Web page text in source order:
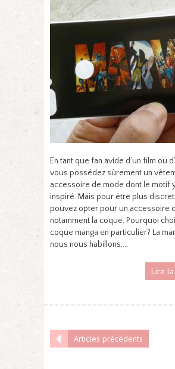
En tant que fan avide d’un film ou
vous possédez sûrement un
accessoire de mode dont le motif
inspiré. Mais pour être plus
pouvez opter pour un accessoire
notamment la coque. Pourquoi
coque manga en particulier? La
nous nous habillons,…
Lire
Articles précédents